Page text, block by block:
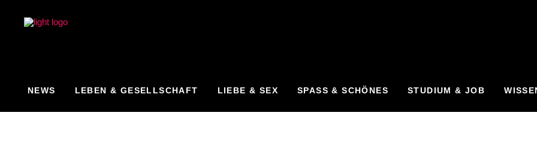
NEWS LEBEN & GESELLSCHAFT LIEBE & SEX SPASS & SCHÖNES STUDIUM & JOB